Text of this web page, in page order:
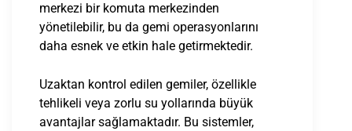
merkezi bir komuta merkezinden
yönetilebilir, bu da gemi operasyonlarını
daha esnek ve etkin hale getirmektedir.
Uzaktan kontrol edilen gemiler, özellikle
tehlikeli veya zorlu su yollarında büyük
avantajlar sağlamaktadır. Bu sistemler,